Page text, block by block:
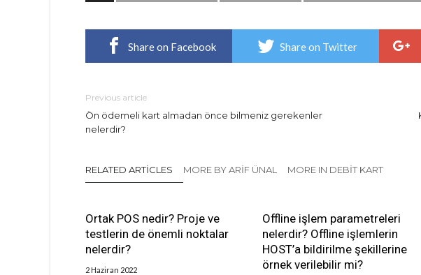
Share on Facebook Share on Twitter
Previous article
Ön ödemeli kart almadan önce bilmeniz gerekenler
nelerdir?
RELATED ARTICLES MORE BY ARIF ÜNAL MORE IN DEBIT KART
Ortak POS nedir? Proje ve
testlerin de önemli noktalar
nelerdir?
2 Haziran 2022
Offline işlem parametreleri
nelerdir? Offline işlemlerin
HOST’a bildirilme şekillerine
örnek verilebilir mi?